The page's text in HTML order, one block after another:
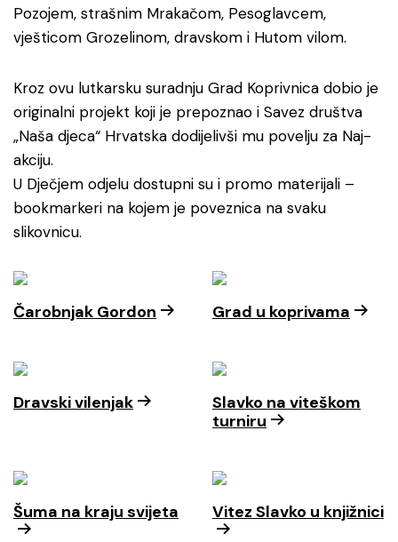
Pozojem, strašnim Mrakačom, Pesoglavcem,
vješticom Grozelinom, dravskom i Hutom vilom.
Kroz ovu lutkarsku suradnju Grad Koprivnica dobio je
originalni projekt koji je prepoznao i Savez društva
„Naša djeca“ Hrvatska dodijelivši mu povelju za Naj-
akciju.
U Dječjem odjelu dostupni su i promo materijali –
bookmarkeri na kojem je poveznica na svaku
slikovnicu.
Čarobnjak Gordon Grad u koprivama
Dravski vilenjak
Slavko na viteškom
turniru
Šuma na kraju svijeta Vitez Slavko u knjižnici